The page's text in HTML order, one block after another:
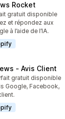
Rocket
gratuit disponible
et répondez aux
à l’aide de l’IA.
‑ Avis Client
gratuit disponible
Google, Facebook,